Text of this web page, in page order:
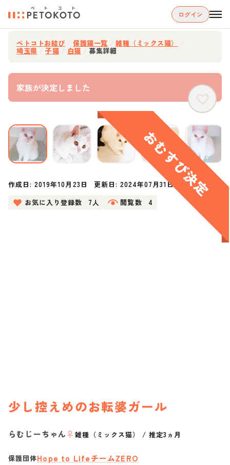
ログイン
ペトコトお結び 保護猫一覧 雑種（ミックス猫）
埼玉県 子猫 白猫 募集詳細
家族が決定しました
作成日:2019年10月23日 更新日: 2024年07月31日
お気に入り登録数
7人 閲覧数 4
少し控えめのお転婆ガール
らむじーちゃん♀ 雑種（ミックス猫） /推定3ヵ月
保護団体Hope to LifeチームZERO